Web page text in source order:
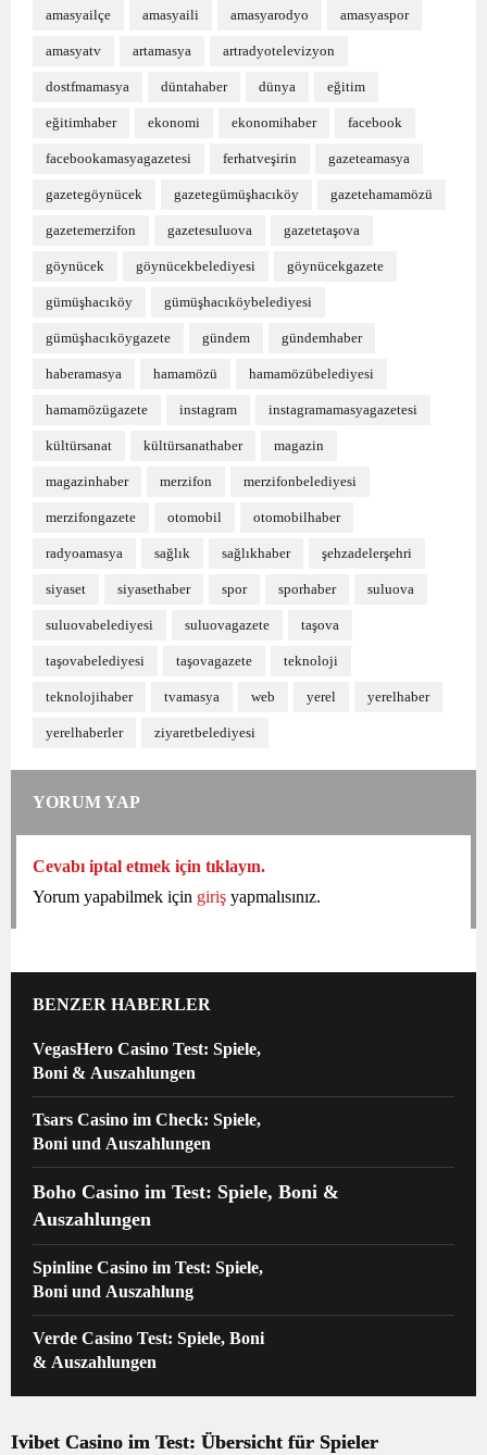
amasyailçe amasyaili amasyarodyo amasyaspor
amasyatv artamasya artradyotelevizyon
dostfmamasya düntahaber dünya eğitim
eğitimhaber ekonomi ekonomihaber facebook
facebookamasyagazetesi ferhatveşirin gazeteamasya
gazetegöynücek gazetegümüşhacıköy gazetehamamözü
gazetemerzifon gazetesuluova gazetetaşova
göynücek göynücekbelediyesi göynücekgazete
gümüşhacıköy gümüşhacıköybelediyesi
gümüşhacıköygazete gündem gündemhaber
haberamasya hamamözü hamamözübelediyesi
hamamözügazete instagram instagramamasyagazetesi
kültürsanat kültürsanathaber magazin
magazinhaber merzifon merzifonbelediyesi
merzifongazete otomobil otomobilhaber
radyoamasya sağlık sağlıkhaber şehzadelerşehri
siyaset siyasethaber spor sporhaber suluova
suluovabelediyesi suluovagazete taşova
taşovabelediyesi taşovagazete teknoloji
teknolojihaber tvamasya web yerel yerelhaber
yerelhaberler ziyaretbelediyesi
YORUM YAP
Cevabı iptal etmek için tıklayın.
Yorum yapabilmek için giriş yapmalısınız.
BENZER HABERLER
VegasHero Casino Test: Spiele,
Boni & Auszahlungen
Tsars Casino im Check: Spiele,
Boni und Auszahlungen
Boho Casino im Test: Spiele, Boni &
Auszahlungen
Spinline Casino im Test: Spiele,
Boni und Auszahlung
Verde Casino Test: Spiele, Boni
& Auszahlungen
Ivibet Casino im Test: Übersicht für Spieler